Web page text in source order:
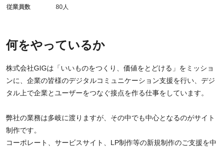
何をやっているか
株式会社GIGは「いいものをつくり、価値をとどける」をミッショ
ンに、企業の皆様のデジタルコミュニケーション支援を行い、デジ
タル上で企業とユーザーをつなぐ接点を作る仕事をしています。
弊社の業務は多岐に渡りますが、その中でも中心となるのがサイト
制作です。
コーポレート、サービスサイト、LP制作等の新規制作のご支援を中
従業員数 80人